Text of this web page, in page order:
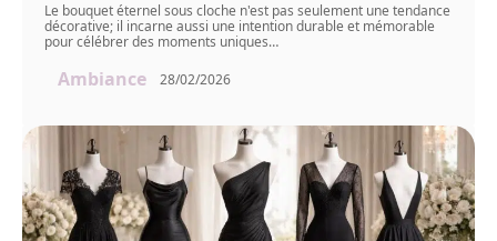
Le bouquet éternel sous cloche n'est pas seulement une tendance
décorative; il incarne aussi une intention durable et mémorable
pour célébrer des moments uniques…
Ambiance 28/02/2026